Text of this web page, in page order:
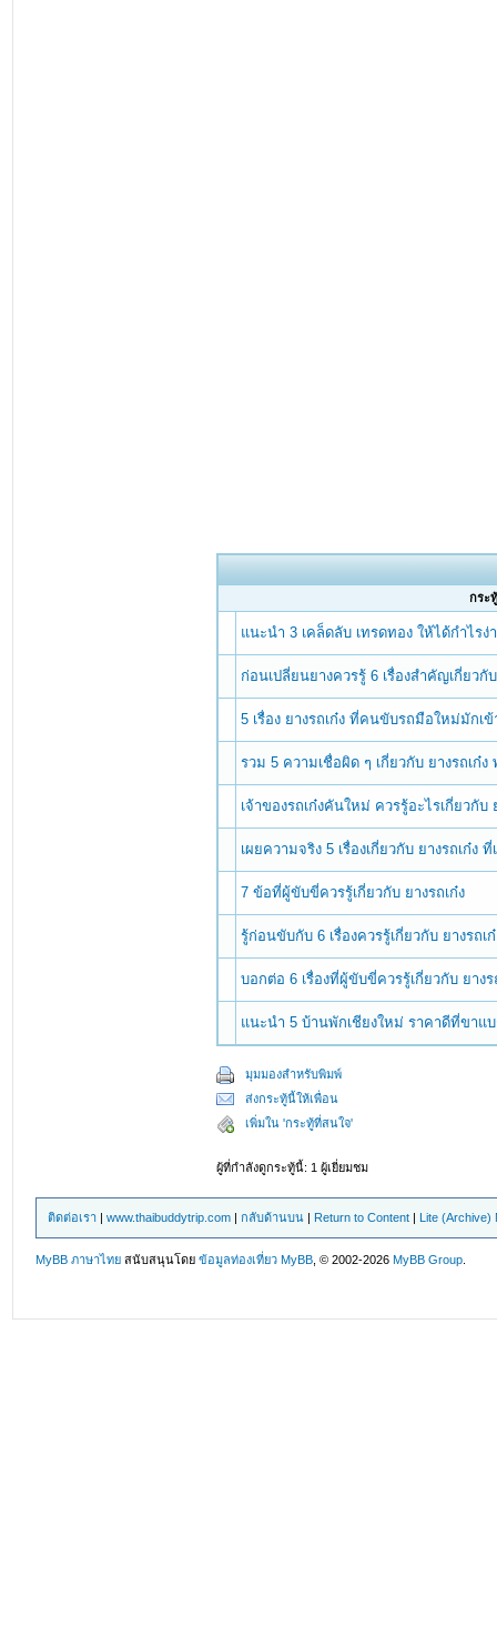
กระ
แนะนำ 3 เคล็ดลับ เทรดทอง ให้ได้กำไร
ก่อนเปลี่ยนยางควรรู้ 6 เรื่องสำคัญเกี่ยว
5 เรื่อง ยางรถเก๋ง ที่คนขับรถมือใหม่มักเข้
รวม 5 ความเชื่อผิด ๆ เกี่ยวกับ ยางรถเก๋
เจ้าของรถเก๋งคันใหม่ ควรรู้อะไรเกี่ยวกับ
เผยความจริง 5 เรื่องเกี่ยวกับ ยางรถเก๋ง
7 ข้อที่ผู้ขับขี่ควรรู้เกี่ยวกับ ยางรถเก๋ง
รู้ก่อนขับกับ 6 เรื่องควรรู้เกี่ยวกับ ยางรถเ
บอกต่อ 6 เรื่องที่ผู้ขับขี่ควรรู้เกี่ยวกับ ยางร
แนะนำ 5 บ้านพักเชียงใหม่ ราคาดีที่ขาแบ
มุมมองสำหรับพิมพ์
ส่งกระทู้นี้ให้เพื่อน
เพิ่มใน 'กระทู้ที่สนใจ'
ผู้ที่กำลังดูกระทู้นี้: 1 ผู้เยี่ยมชม
ติดต่อเรา |www.thaibuddytrip.com |กลับด้านบน | Return to Content | Lite (Archive)
MyBB ภาษาไทย สนับสนุนโดยข้อมูลท่องเที่ยว MyBB , © 2002-2026MyBB Group